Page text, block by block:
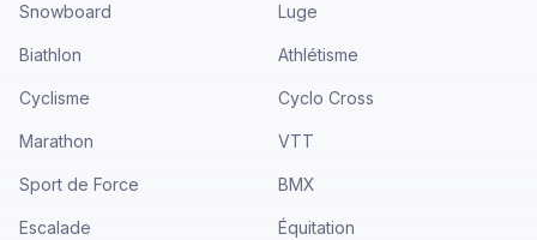
Snowboard Luge
Biathlon Athlétisme
Cyclisme Cyclo Cross
Marathon VTT
Sport de Force BMX
Escalade Équitation